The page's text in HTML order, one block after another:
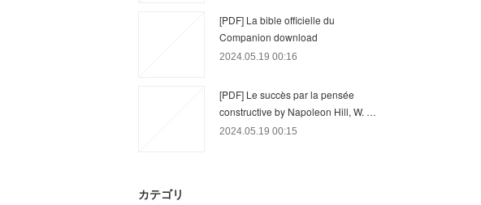
[PDF] La bible officielle du
Companion download
2024.05.19 00:16
[PDF] Le succès par la pensée
constructive by Napoleon Hill, W. …
2024.05.19 00:15
カテゴリ